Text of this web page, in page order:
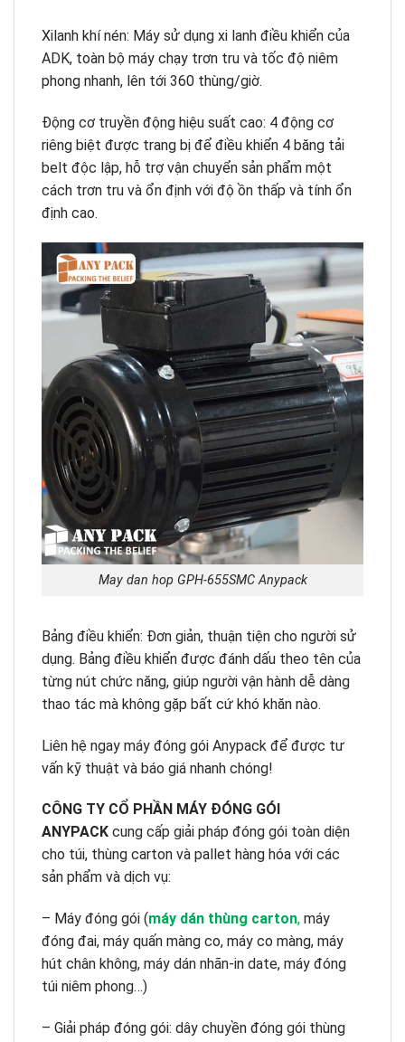
Xilanh khí nén: Máy sử dụng xi lanh điều khiển của
ADK, toàn bộ máy chạy trơn tru và tốc độ niêm
phong nhanh, lên tới 360 thùng/giờ.
Động cơ truyền động hiệu suất cao: 4 động cơ
riêng biệt được trang bị để điều khiển 4 băng tải
belt độc lập, hỗ trợ vận chuyển sản phẩm một
cách trơn tru và ổn định với độ ồn thấp và tính ổn
định cao.
May dan hop GPH-655SMC Anypack
Bảng điều khiển: Đơn giản, thuận tiện cho người sử
dụng. Bảng điều khiển được đánh dấu theo tên của
từng nút chức năng, giúp người vận hành dễ dàng
thao tác mà không gặp bất cứ khó khăn nào.
Liên hệ ngay máy đóng gói Anypack để được tư
vấn kỹ thuật và báo giá nhanh chóng!
CÔNG TY CỔ PHẦN MÁY ĐÓNG GÓI
ANYPACK cung cấp giải pháp đóng gói toàn diện
cho túi, thùng carton và pallet hàng hóa với các
sản phẩm và dịch vụ:
– Máy đóng gói (máy dán thùng carton, máy
đóng đai, máy quấn màng co, máy co màng, máy
hút chân không, máy dán nhãn-in date, máy đóng
túi niêm phong…)
– Giải pháp đóng gói: dây chuyền đóng gói thùng